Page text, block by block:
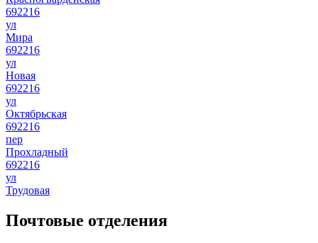
692216
ул
Мира
692216
ул
Новая
692216
ул
Октябрьская
692216
пер
Прохладный
692216
ул
Трудовая
Почтовые отделения